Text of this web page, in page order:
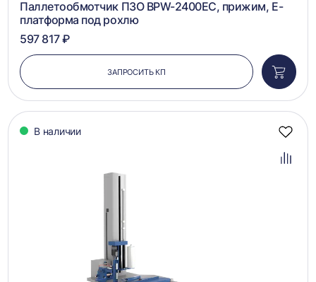
Паллетообмотчик ПЗО BPW-2400EC, прижим, Е-
платформа под рохлю
597 817 ₽
ЗАПРОСИТЬ КП
в
В наличии